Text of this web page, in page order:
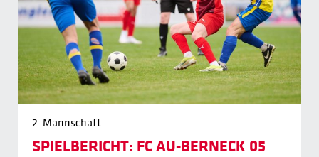
2. Mannschaft
SPIELBERICHT: FC AU-BERNECK 05